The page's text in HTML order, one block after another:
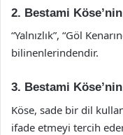
2. Bestami
“Yalnızlık”, “Göl
bilinenlerindendir.
3. Bestami Köse’nin
Köse, sade bir dil
ifade etmeyi tercih